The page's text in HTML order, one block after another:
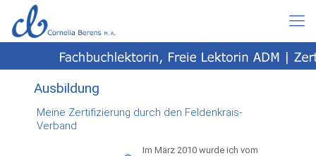
Ausbildung
Meine Zertifizierung durch den Feldenkrais-
Verband
Im März 2010 wurde ich vom